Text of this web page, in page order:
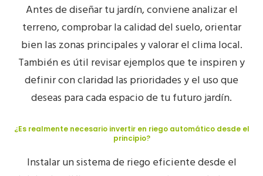
Antes de diseñar tu jardín, conviene analizar el
terreno, comprobar la calidad del suelo, orientar
bien las zonas principales y valorar el clima local.
También es útil revisar ejemplos que te inspiren y
definir con claridad las prioridades y el uso que
deseas para cada espacio de tu futuro jardín.
¿Es realmente necesario invertir en riego automático desde el
principio?
Instalar un sistema de riego eficiente desde el